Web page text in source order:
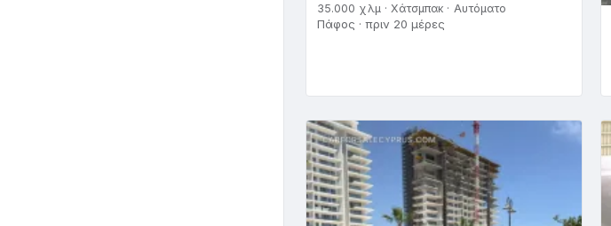
35.000 χλμ · Χάτσμπακ · Αυτόματο
Πάφος · πριν 20 μέρες